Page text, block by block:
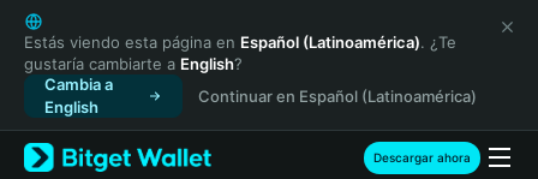
English
日本語
Tiếng Việt
Русский
Español (Latinoamérica)
Türkçe
Estás viendo esta página en Español (Latinoamérica). ¿Te
gustaría cambiarte a English?
Cambia a
English
Continuar en Español (Latinoamérica)
Descargar ahora